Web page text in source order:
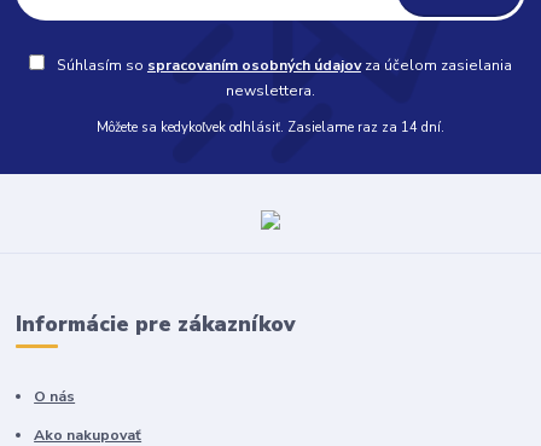
Súhlasím so spracovaním osobných údajovza účelom zasielania
newslettera.
Môžete sa kedykoľvek odhlásiť. Zasielame raz za 14 dní.
Informácie pre zákazníkov
O nás
Ako nakupovať